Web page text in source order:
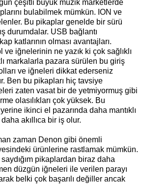
çeşitli büyük müzik marketlerde
bulabilmek mümkün. ION ve
Bu pikaplar genelde bir sürü
durumdalar. USB bağlantı
katlarının olması avantajları.
ve iğnelerinin ne yazık ki çok sağlıklı
markalarla pazara sürülen bu giriş
ve iğneleri dikkat ederseniz
Ben bu pikapları hiç tavsiye
zaten vasat bir de yetmiyormuş gibi
olasılıkları çok yüksek. Bu
ikinci el pazarında daha mantıklı
akıllıca bir iş olur.
zaman Denon gibi önemli
ürünlerine rastlamak mümkün.
pikaplardan biraz daha
düzgün iğneleri ile verilen parayı
belki çok başarılı değiller ancak